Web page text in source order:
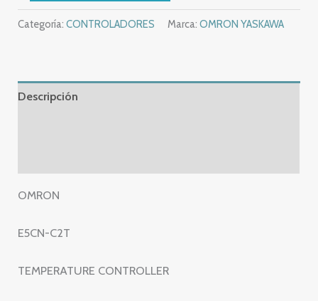
E5CN-
C2T
CONTROLLER
–
Categoría:CONTROLADORES Marca:OMRON YASKAWA
Descripción
OMRON
E5CN-C2T
TEMPERATURE CONTROLLER